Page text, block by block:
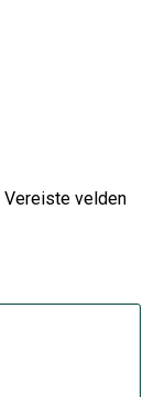
Vereiste velden